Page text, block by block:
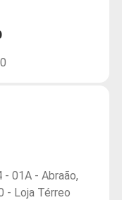
- 01A - Abraão,
- Loja Térreo